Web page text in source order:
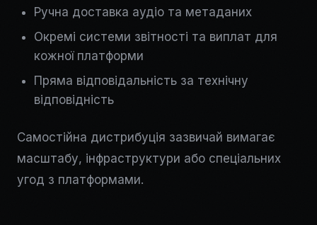
Ручна доставка аудіо та метаданих
Окремі системи звітності та виплат для
кожної платформи
Пряма відповідальність за технічну
відповідність
Самостійна дистрибуція зазвичай вимагає
масштабу, інфраструктури або спеціальних
угод з платформами.